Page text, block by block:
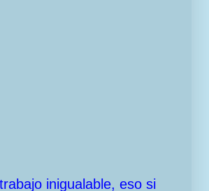
inigualable, eso si